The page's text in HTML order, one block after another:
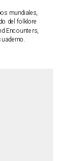
mundiales,
del folklore
Encounters,